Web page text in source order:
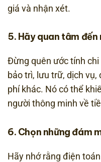
giá và nhận xét.
5. Hãy quan tâm đến
Đừng quên ước tính
bảo trì, lưu trữ, dịch vụ,
phí khác. Nó có thể
người thông minh về
6. Chọn những đám
Hãy nhớ rằng điện